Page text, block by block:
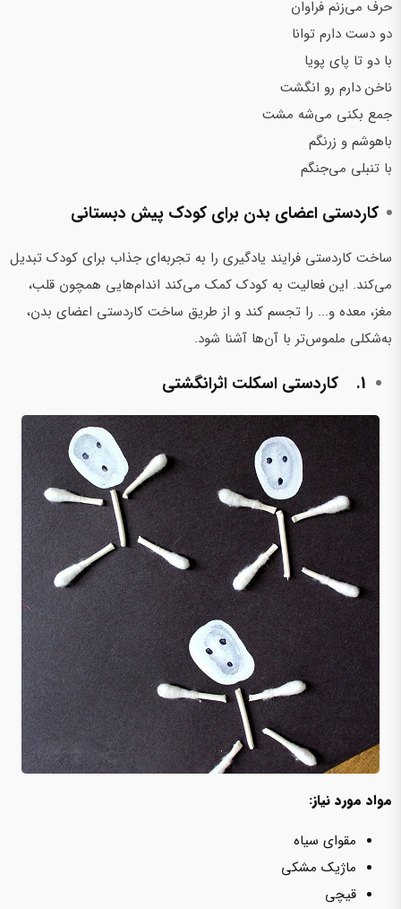
حرف می‌زنم فراوان
دو دست دارم توانا
با دو تا پای پویا
ناخن دارم رو انگشت
جمع بکنی می‌شه مشت
باهوشم و زرنگم
با تنبلی می‌جنگم
کاردستی اعضای بدن برای کودک پیش دبستانی
ساخت کاردستی فرایند یادگیری را به تجربه‌ای جذاب برای کودک تبدیل
می‌کند. این فعالیت به کودک کمک می‌کند اندام‌هایی همچون قلب،
مغز، معده و... را تجسم کند و از طریق ساخت کاردستی اعضای بدن،
به‌شکلی ملموس‌تر با آن‌ها آشنا شود.
1. کاردستی اسکلت اثر‌انگشتی
مواد مورد نیاز:
مقوای سیاه
ماژیک مشکی
قیچی